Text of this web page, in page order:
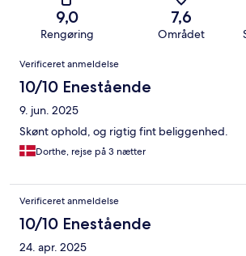
9,0
Rengøring
7,6
Området
Anmeldelser
Verificeret anmeldelse
10/10 Enestående
9. jun. 2025
Skønt ophold, og rigtig fint beliggenhed.
Dorthe, rejse på 3 nætter
Verificeret anmeldelse
10/10 Enestående
24. apr. 2025